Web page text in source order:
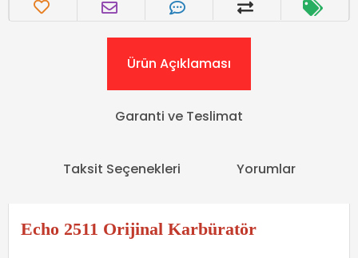
Ürün Açıklaması
Garanti ve Teslimat
Taksit Seçenekleri Yorumlar
Echo 2511 Orijinal Karbüratör